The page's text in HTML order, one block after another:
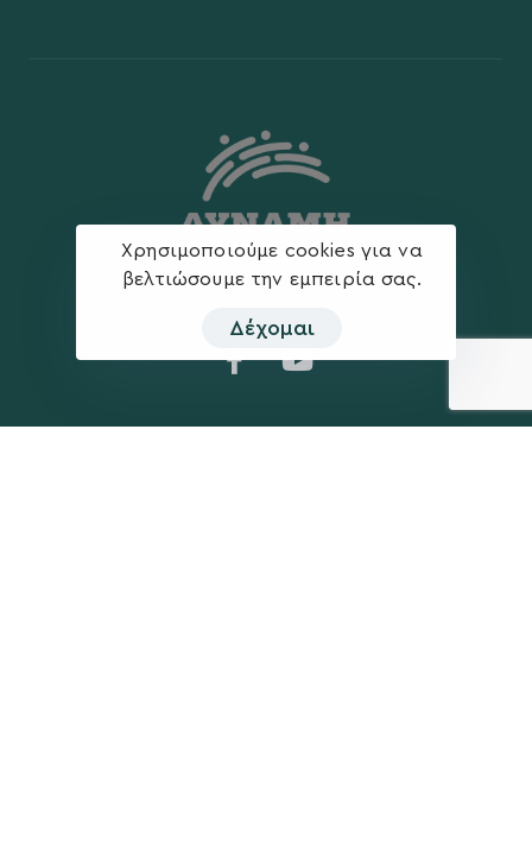
Χρησιμοποιούμε cookies για να
βελτιώσουμε την εμπειρία σας.
Δέχομαι